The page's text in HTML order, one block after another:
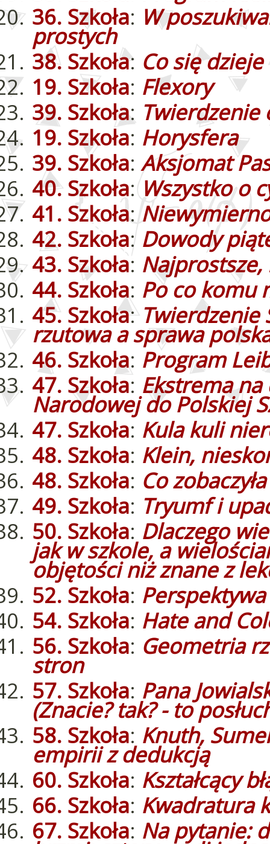
36. Szkoła: W
prostych
38. Szkoła: Co się
19. Szkoła: Flexory
39. Szkoła: Twierdzenie
19. Szkoła: Horysfera
39. Szkoła:Aksjomat
40. Szkoła:Wszystko o
41. Szkoła:
42. Szkoła: Dowody
43. Szkoła:
44. Szkoła: Po co komu
45. Szkoła:Twierdzenie
rzutowa a sprawa
46. Szkoła: Program
47. Szkoła: Ekstrema
Narodowej do Polskiej
47. Szkoła: Kula kuli
48. Szkoła: Klein,
48. Szkoła: Co
49. Szkoła: Tryumf i
50. Szkoła: Dlaczego
jak w szkole, a
objętości niż znane z
52. Szkoła:
54. Szkoła: Hate and
56. Szkoła: Geometria
stron
57. Szkoła: Pana
(Znacie? tak? - to
58. Szkoła: Knuth,
empirii z dedukcją
60. Szkoła: Kształcący
66. Szkoła: Kwadratura
67. Szkoła: Na pytanie: